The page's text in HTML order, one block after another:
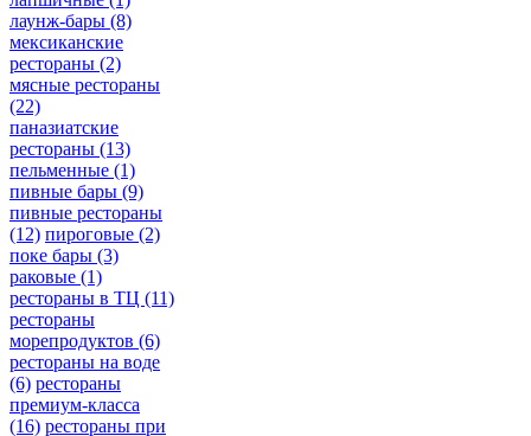
лаунж-бары (8)
мексиканские
рестораны (2)
мясные рестораны
(22)
паназиатские
рестораны (13)
пельменные (1)
пивные бары (9)
пивные рестораны
(12) пироговые (2)
поке бары (3)
раковые (1)
рестораны в ТЦ (11)
рестораны
морепродуктов (6)
рестораны на воде
(6) рестораны
премиум-класса
(16) рестораны при